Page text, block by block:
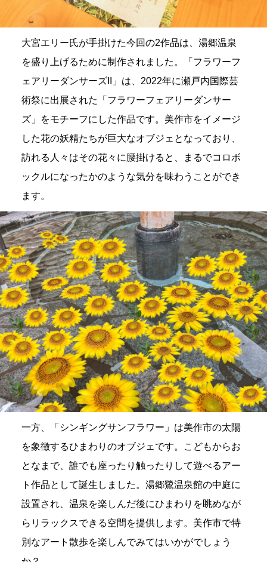
大宮エリー氏が手掛けた今回の2作品は、湯郷温泉
を盛り上げるために制作されました。「フラワーフ
ェアリーダンサーズII」は、2022年に瀬戸内国際芸
術祭に出展された「フラワーフェアリーダンサー
ズ」をモチーフにした作品です。美作市をイメージ
した花の妖精たちが巨大なオブジェとなっており、
訪れる人々はその花々に腰掛けると、まるでコロボ
ックルになったかのような気分を味わうことができ
ます。
一方、「シンギングサンフラワー」は美作市の太陽
を象徴するひまわりのオブジェです。こどもからお
となまで、誰でも座ったり触ったりして遊べるアー
ト作品として誕生しました。湯郷鷺温泉館の中庭に
設置され、温泉を楽しんだ後にひまわりを眺めなが
らリラックスできる空間を提供します。美作市で特
別なアート散歩を楽しんでみてはいかがでしょう